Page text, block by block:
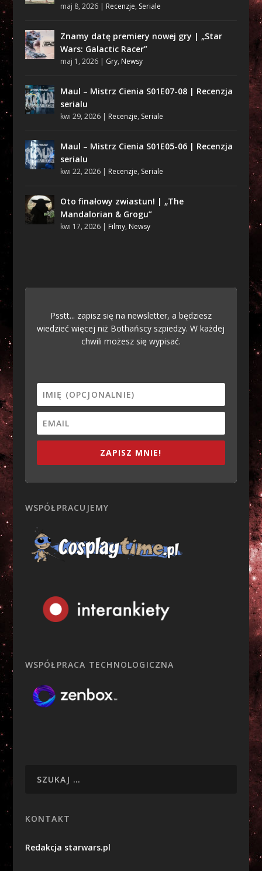
maj 8, 2026| Recenzje, Seriale
Znamy datę premiery nowej gry | „Star
Wars: Galactic Racer”
maj 1, 2026| Gry, Newsy
Maul – Mistrz Cienia S01E07-08 | Recenzja
serialu
kwi 29, 2026| Recenzje, Seriale
Maul – Mistrz Cienia S01E05-06 | Recenzja
serialu
kwi 22, 2026| Recenzje, Seriale
Oto finałowy zwiastun! | „The
Mandalorian & Grogu”
kwi 17, 2026| Filmy, Newsy
Psstt... zapisz się na newsletter, a będziesz
wiedzieć więcej niż Bothańscy szpiedzy. W każdej
chwili możesz się wypisać.
ZAPISZ MNIE!
WSPÓŁPRACUJEMY
WSPÓŁPRACA TECHNOLOGICZNA
KONTAKT
Redakcja starwars.pl